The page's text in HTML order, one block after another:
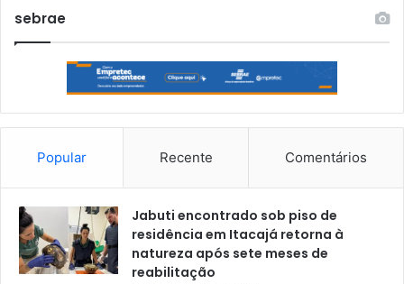
sebrae
Popular Recente Comentários
Jabuti encontrado sob piso de
residência em Itacajá retorna à
natureza após sete meses de
reabilitação